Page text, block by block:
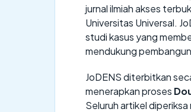
jurnal ilmiah akses
Universitas Universal.
studi kasus yang
mendukung
JoDENS diterbitkan
menerapkan proses
Seluruh artikel